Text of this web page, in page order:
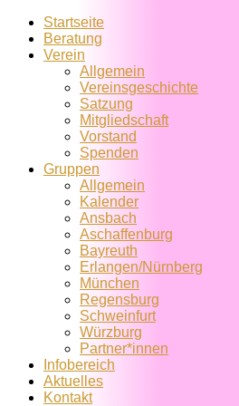
Startseite
Beratung
Verein
Allgemein
Vereins­geschichte
Satzung
Mitglied­schaft
Vorstand
Spenden
Gruppen
Allgemein
Kalender
Ansbach
Aschaffenburg
Bayreuth
Erlangen/Nürnberg
München
Regensburg
Schweinfurt
Würzburg
Partner*innen
Infobereich
Aktuelles
Kontakt